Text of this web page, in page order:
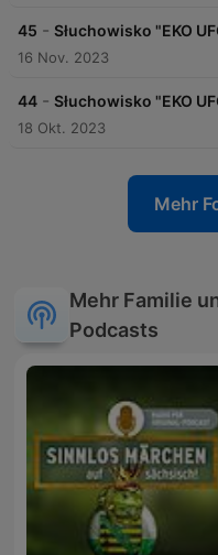
45 - Słuchowisko "EKO
16 Nov. 2023
44 - Słuchowisko "EKO
18 Okt. 2023
Mehr
Mehr Familie
Podcasts